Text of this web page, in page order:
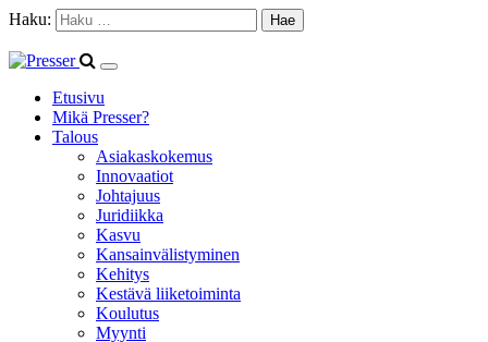
Haku:
Etusivu
Mikä Presser?
Talous
Asiakaskokemus
Innovaatiot
Johtajuus
Juridiikka
Kasvu
Kansainvälistyminen
Kehitys
Kestävä liiketoiminta
Koulutus
Myynti